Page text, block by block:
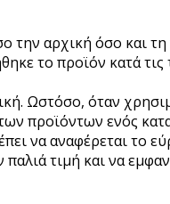
αρχική όσο και
το προϊόν κατά
Ωστόσο, όταν
προϊόντων ενός
να αναφέρεται το
τιμή και να